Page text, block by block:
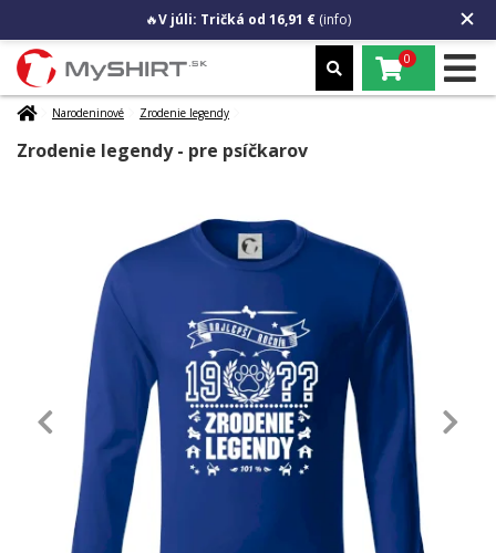
🔥V júli: Tričká od 16,91 € (info)
0
Narodeninové Zrodenie legendy
Zrodenie legendy - pre psíčkarov